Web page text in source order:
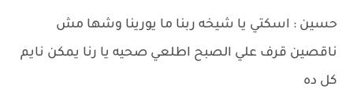
حسين : اسكتي يا شيخه ربنا ما يورينا وشها مش
ناقصين قرف علي الصبح اطلعي صحيه يا رنا يمكن نايم
كل ده